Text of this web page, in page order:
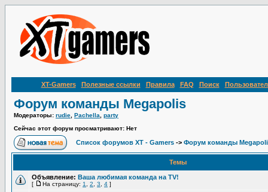
XT-Gamers Полезные ссылки Правила FAQ Поиск
Форум команды Megapolis
Модераторы: rudie Pachella
party
Сейчас этот форум просматривают: Нет
Список форумов XT - Gamers -> Форум команды
Темы
Объявление: Ваша любимая команда на TV!
[ На страницу: 1 2 3 4 ]